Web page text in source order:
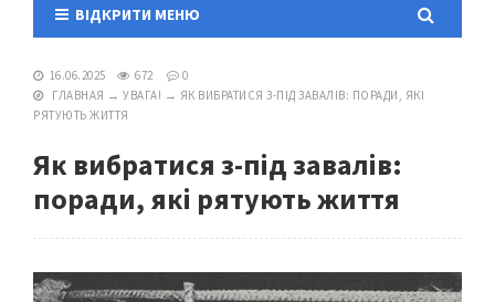
ВІДКРИТИ МЕНЮ
16.06.2025 672
0
ГЛАВНАЯ → УВАГА! → ЯК ВИБРАТИСЯ З-ПІД ЗАВАЛІВ: ПОРАДИ, ЯКІ
РЯТУЮТЬ ЖИТТЯ
Як вибратися з-під завалів:
поради, які рятують життя